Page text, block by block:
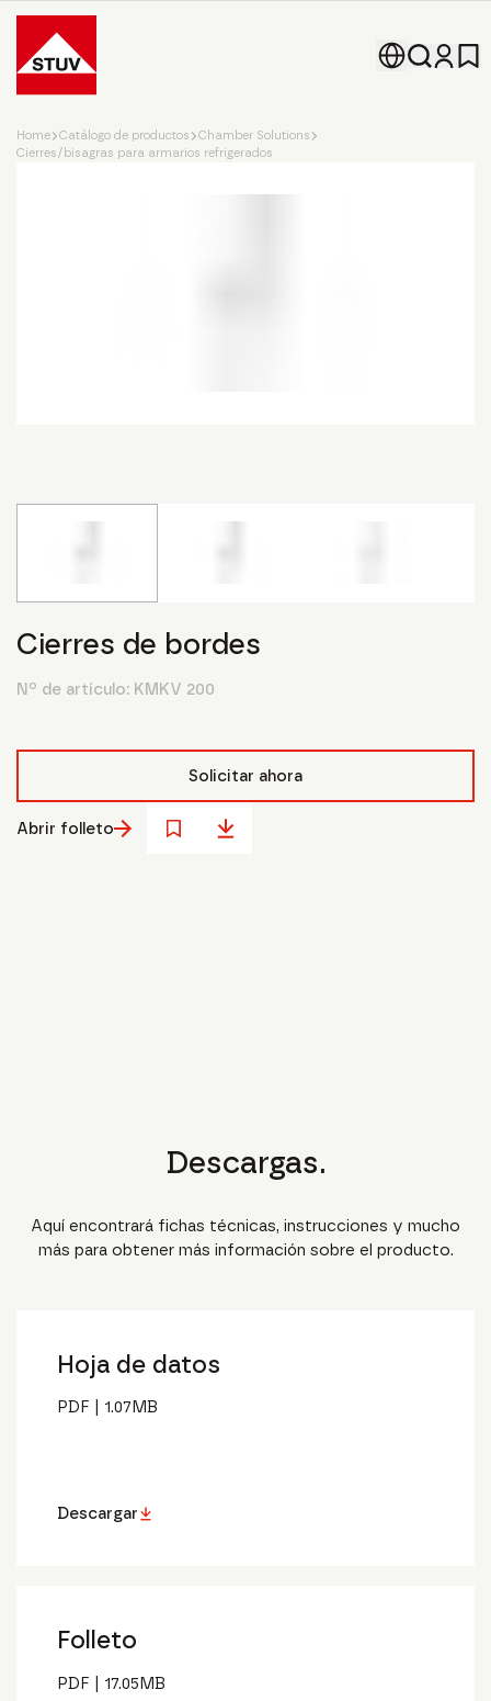
Go To the Homepage
Home Catálogo de productos
Chamber Solutions
Cierres/bisagras para armarios refrigerados
Cierres de bordes
Nº de artículo: KMKV 200
Solicitar ahora
Abrir folleto
Descargas.
Aquí encontrará fichas técnicas, instrucciones y mucho
más para obtener más información sobre el producto.
Hoja de datos
PDF 1.07 MB
Descargar
Folleto
PDF 17.05MB